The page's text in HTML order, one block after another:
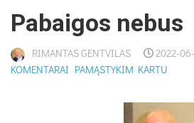
Pabaigos nebus
RIMANTAS GENTVILAS
2022-
KOMENTARAI PAMĄSTYKIM KARTU